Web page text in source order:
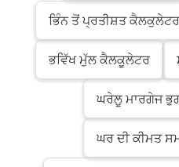
ਭਿੰਨ ਤੋਂ ਪ੍ਰਤੀਸ਼ਤ ਕੈਲਕੁਲੇਟਰ
ਭਵਿੱਖ ਮੁੱਲ ਕੈਲਕੂਲੇਟਰ
ਘਰੇਲੂ ਮਾਰਗੇਜ
ਘਰ ਦੀ ਕੀਮਤ